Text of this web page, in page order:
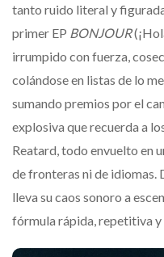
tanto ruido literal y
primer EP BONJOUR
irrumpido con fuerza,
colándose en listas de lo
sumando premios por el
explosiva que recuerda a
Reatard, todo envuelto en
de fronteras ni de idiomas.
lleva su caos sonoro a
fórmula rápida, repetitiva y